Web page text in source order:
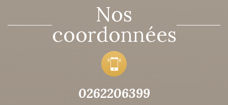
Nos
coordonnées
0262206399